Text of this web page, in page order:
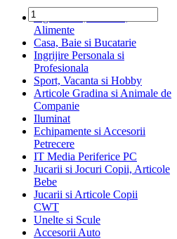
Ingrediente, Dulciuri,
Alimente
Casa, Baie si Bucatarie
Ingrijire Personala si
Profesionala
Sport, Vacanta si Hobby
Articole Gradina si Animale de
Companie
Iluminat
Echipamente si Accesorii
Petrecere
IT Media Periferice PC
Jucarii si Jocuri Copii, Articole
Bebe
Jucarii si Articole Copii
CWT
Unelte si Scule
Accesorii Auto